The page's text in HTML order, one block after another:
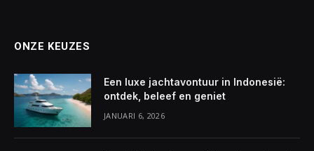
ONZE KEUZES
Een luxe jachtavontuur in Indonesië:
ontdek, beleef en geniet
JANUARI 6, 2026